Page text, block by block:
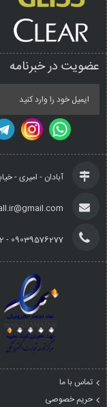
عضویت در خبرنامه
آبادان - امیری -
09039576277 - 06153227712
تماس با ما
حریم خصوصی